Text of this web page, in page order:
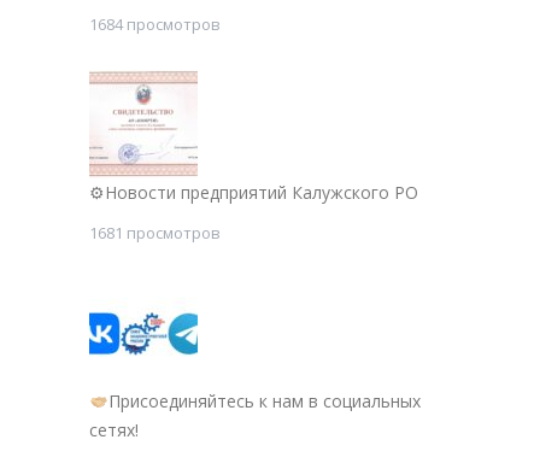
1684 просмотров
⚙Новости предприятий Калужского РО
1681 просмотров
Присоединяйтесь к нам в социальных
сетях!